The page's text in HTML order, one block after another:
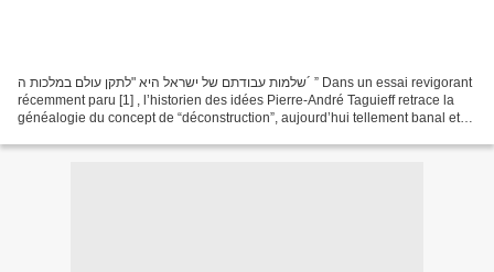
שלמות עבודתם של ישראל היא "לתקן עולם במלכות ה´ ” Dans un essai revigorant
récemment paru [1] , l’historien des idées Pierre-André Taguieff retrace la
généalogie du concept de “déconstruction”, aujourd’hui tellement banal et